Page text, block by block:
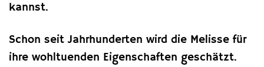
kannst.
Schon seit Jahrhunderten wird die Melisse für
ihre wohltuenden Eigenschaften geschätzt.